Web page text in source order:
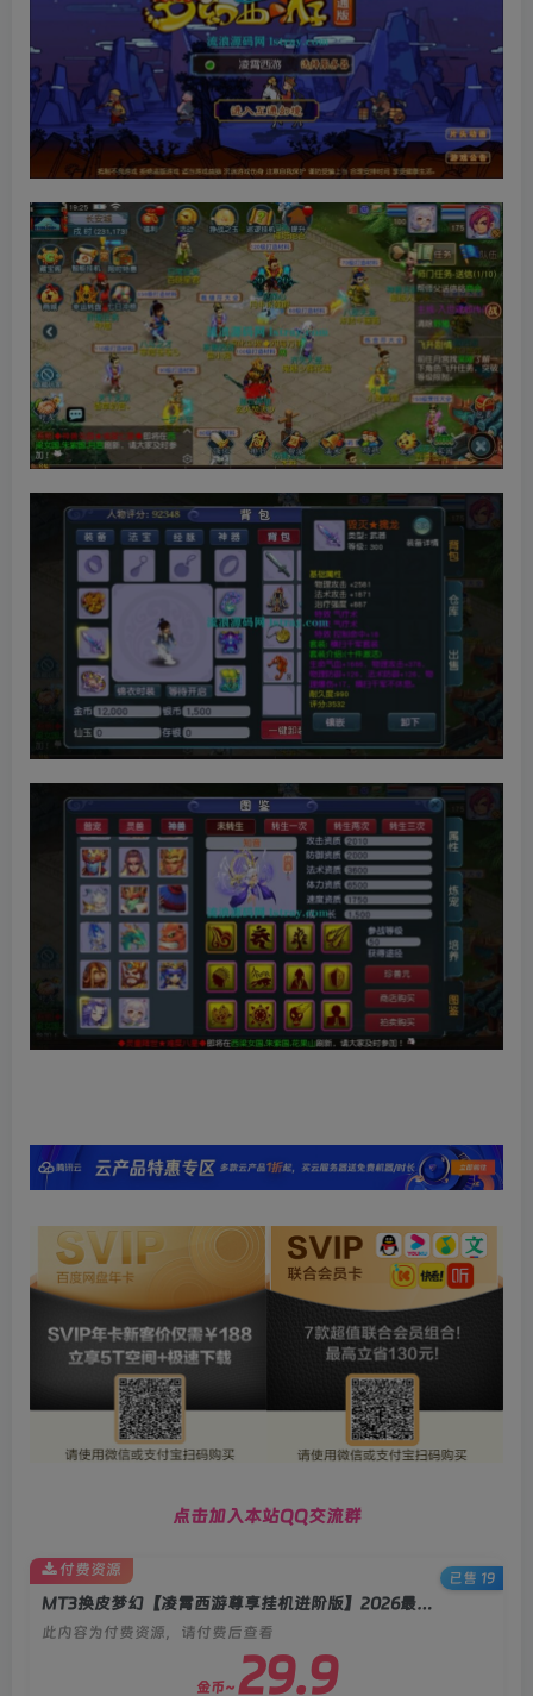
点击加入本站QQ交流群
MT3换皮梦幻【凌霄西游尊享挂机进阶版】2026最新整理Linux手工服务端+源码+后台+双端+详细搭建教程
此内容为付费资源，请付费后查看
金币~ 29.9
付费资源
已售 19